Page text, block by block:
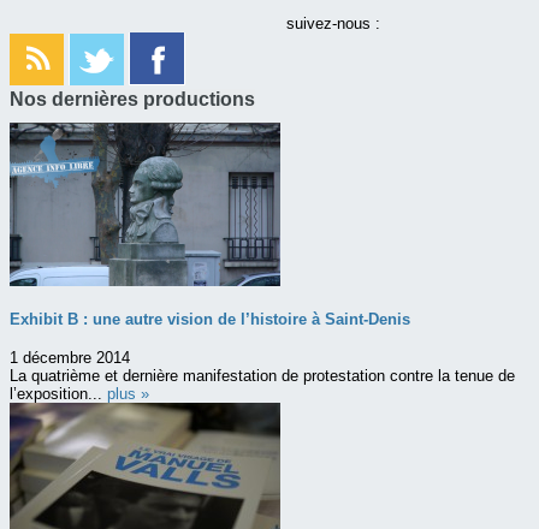
suivez-nous :
Nos dernières productions
Exhibit B : une autre vision de l’histoire à Saint-Denis
1 décembre 2014
La quatrième et dernière manifestation de protestation contre la tenue de
l’exposition... plus »